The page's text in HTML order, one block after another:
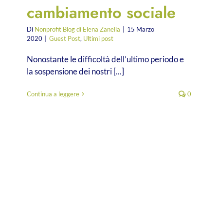
cambiamento sociale
Di Nonprofit Blog di Elena Zanella
15 Marzo
2020
Guest Post, Ultimi post
Nonostante le difficoltà dell’ultimo periodo e
la sospensione dei nostri [...]
Continua a leggere 0